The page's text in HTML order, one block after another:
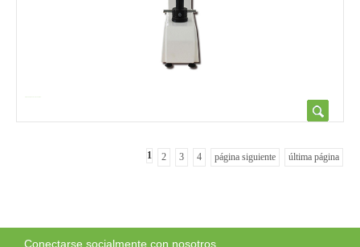
1 2 3 4 página siguiente última página
Conectarse socialmente con nosotros